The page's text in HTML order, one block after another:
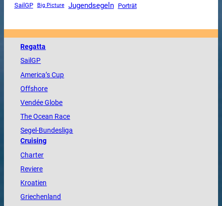
SailGP Big Picture Jugendsegeln Porträt
Regatta
SailGP
America’s Cup
Offshore
VendéeGlobe
TheOcean Race
Segel-Bundesliga
Cruising
Charter
Reviere
Kroatien
Griechenland